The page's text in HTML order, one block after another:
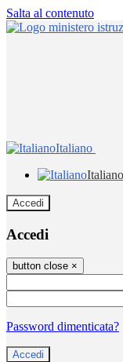
Salta al contenuto
Italiano
Italiano
Accedi
Accedi
button close ×
Password dimenticata?